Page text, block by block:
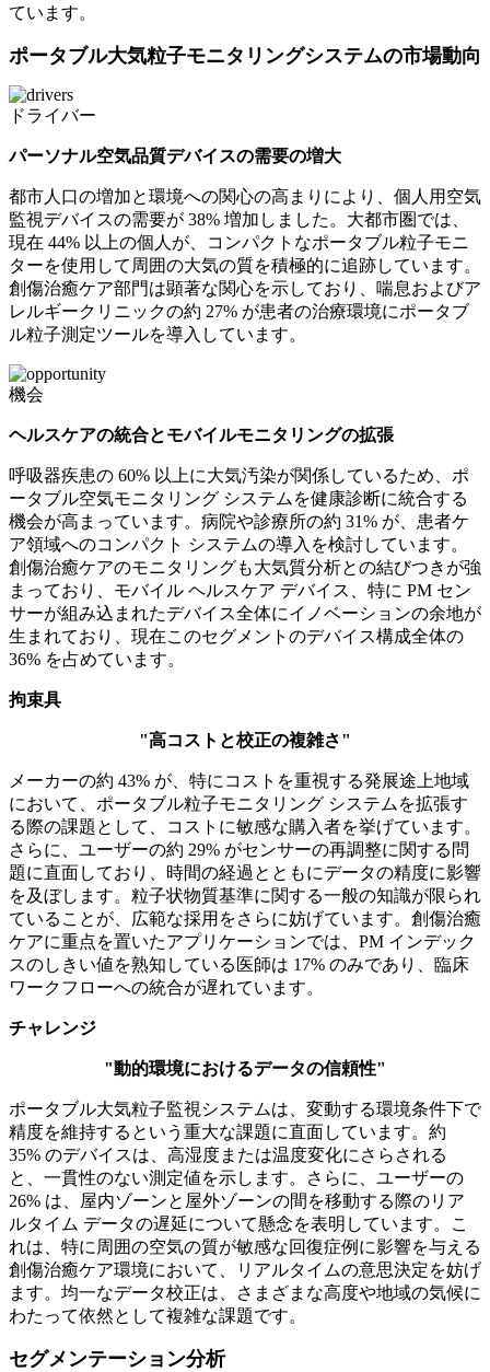
ています。
ポータブル大気粒子モニタリングシステムの市場動向
ドライバー
パーソナル空気品質デバイスの需要の増大
都市人口の増加と環境への関心の高まりにより、個人用空気
監視デバイスの需要が 38% 増加しました。大都市圏では、
現在 44% 以上の個人が、コンパクトなポータブル粒子モニ
ターを使用して周囲の大気の質を積極的に追跡しています。
創傷治癒ケア部門は顕著な関心を示しており、喘息およびア
レルギークリニックの約 27% が患者の治療環境にポータブ
ル粒子測定ツールを導入しています。
機会
ヘルスケアの統合とモバイルモニタリングの拡張
呼吸器疾患の 60% 以上に大気汚染が関係しているため、ポ
ータブル空気モニタリング システムを健康診断に統合する
機会が高まっています。病院や診療所の約 31% が、患者ケ
ア領域へのコンパクト システムの導入を検討しています。
創傷治癒ケアのモニタリングも大気質分析との結びつきが強
まっており、モバイル ヘルスケア デバイス、特に PM セン
サーが組み込まれたデバイス全体にイノベーションの余地が
生まれており、現在このセグメントのデバイス構成全体の
36% を占めています。
拘束具
"高コストと校正の複雑さ"
メーカーの約 43% が、特にコストを重視する発展途上地域
において、ポータブル粒子モニタリング システムを拡張す
る際の課題として、コストに敏感な購入者を挙げています。
さらに、ユーザーの約 29% がセンサーの再調整に関する問
題に直面しており、時間の経過とともにデータの精度に影響
を及ぼします。粒子状物質基準に関する一般の知識が限られ
ていることが、広範な採用をさらに妨げています。創傷治癒
ケアに重点を置いたアプリケーションでは、PM インデック
スのしきい値を熟知している医師は 17% のみであり、臨床
ワークフローへの統合が遅れています。
チャレンジ
"動的環境におけるデータの信頼性"
ポータブル大気粒子監視システムは、変動する環境条件下で
精度を維持するという重大な課題に直面しています。約
35% のデバイスは、高湿度または温度変化にさらされる
と、一貫性のない測定値を示します。さらに、ユーザーの
26% は、屋内ゾーンと屋外ゾーンの間を移動する際のリア
ルタイム データの遅延について懸念を表明しています。こ
れは、特に周囲の空気の質が敏感な回復症例に影響を与える
創傷治癒ケア環境において、リアルタイムの意思決定を妨げ
ます。均一なデータ校正は、さまざまな高度や地域の気候に
わたって依然として複雑な課題です。
セグメンテーション分析